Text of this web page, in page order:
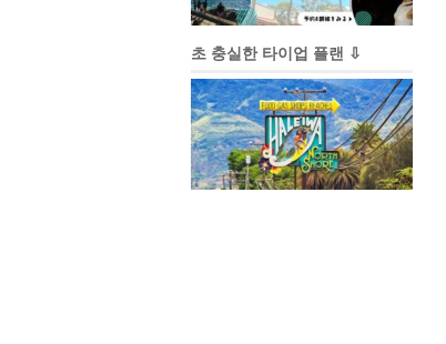
초 충실한 타이업 플랜 ⇩